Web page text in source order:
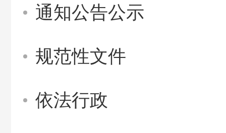
通知公告公示
规范性文件
依法行政